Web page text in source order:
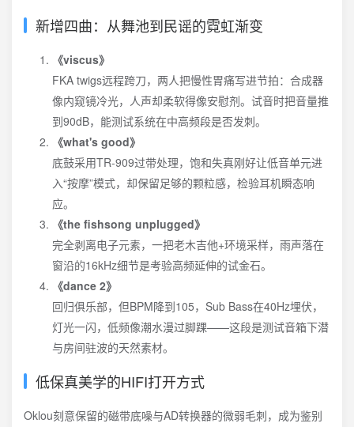
新增四曲：从舞池到民谣的霓虹渐变
《viscus》
FKA twigs远程跨刀，两人把慢性胃痛写进节拍：合成器
像内窥镜冷光，人声却柔软得像安慰剂。试音时把音量推
到90dB，能测试系统在中高频段是否发刺。
《what's good》
底鼓采用TR-909过带处理，饱和失真刚好让低音单元进
入“按摩”模式，却保留足够的颗粒感，检验耳机瞬态响
应。
《the fishsong unplugged》
完全剥离电子元素，一把老木吉他+环境采样，雨声落在
窗沿的16kHz细节是考验高频延伸的试金石。
《dance 2》
回归俱乐部，但BPM降到105，Sub Bass在40Hz埋伏，
灯光一闪，低频像潮水漫过脚踝——这段是测试音箱下潜
与房间驻波的天然素材。
低保真美学的HIFI打开方式
Oklou刻意保留的磁带底噪与AD转换器的微弱毛刺，成为鉴别